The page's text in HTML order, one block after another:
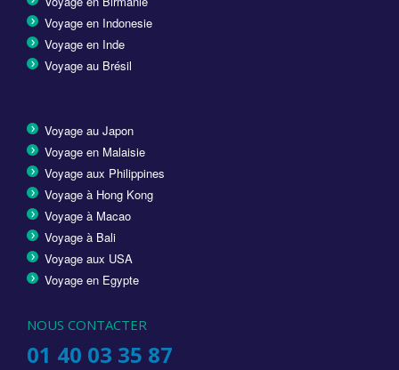
Voyage en Indonesie
Voyage en Inde
Voyage au Brésil
Voyage au Japon
Voyage en Malaisie
Voyage aux Philippines
Voyage à Hong Kong
Voyage à Macao
Voyage à Bali
Voyage aux USA
Voyage en Egypte
NOUS CONTACTER
01 40 03 35 87